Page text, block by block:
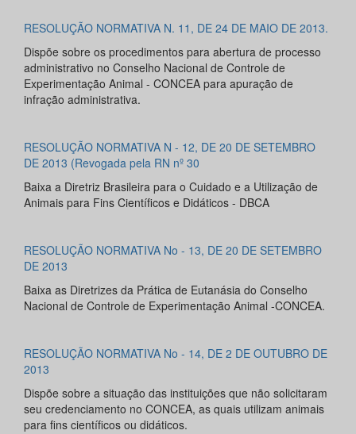
RESOLUÇÃO NORMATIVA N. 11, DE 24 DE MAIO DE 2013.
Dispõe sobre os procedimentos para abertura de processo
administrativo no Conselho Nacional de Controle de
Experimentação Animal - CONCEA para apuração de
infração administrativa.
RESOLUÇÃO NORMATIVA N - 12, DE 20 DE SETEMBRO
DE 2013 (Revogada pela RN nº 30
Baixa a Diretriz Brasileira para o Cuidado e a Utilização de
Animais para Fins Científicos e Didáticos - DBCA
RESOLUÇÃO NORMATIVA No - 13, DE 20 DE SETEMBRO
DE 2013
Baixa as Diretrizes da Prática de Eutanásia do Conselho
Nacional de Controle de Experimentação Animal -CONCEA.
RESOLUÇÃO NORMATIVA No - 14, DE 2 DE OUTUBRO DE
2013
Dispõe sobre a situação das instituições que não solicitaram
seu credenciamento no CONCEA, as quais utilizam animais
para fins científicos ou didáticos.